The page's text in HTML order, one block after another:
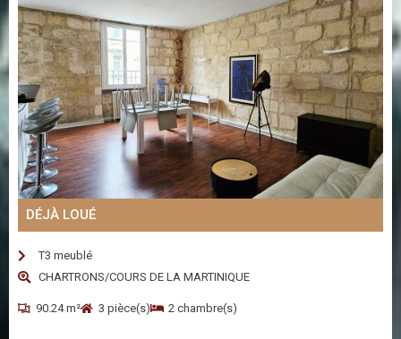
DÉJÀ LOUÉ
T3 meublé
CHARTRONS/COURS DE LA MARTINIQUE
90.24 m² 3 pièce(s) 2 chambre(s)